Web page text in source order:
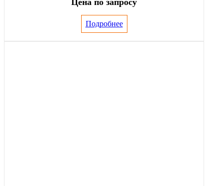
Цена по запросу
Подробнее